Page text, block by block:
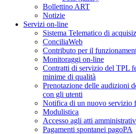
Bollettino ART
Notizie
Servizi on-line
Sistema Telematico di
ConciliaWeb
Contributo per il
Monitoraggi on-line
Contratti di servizio del TPL
minime di qualità
Prenotazione delle audizioni
con gli utenti
Notifica di un nuovo servizio
Modulistica
Accesso agli atti
Pagamenti spontanei pagoPA